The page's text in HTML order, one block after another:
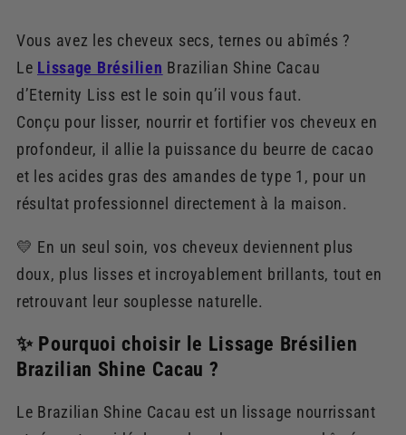
Vous avez les cheveux secs, ternes ou abîmés ?
Le Lissage Brésilien Brazilian Shine Cacau
d’Eternity Liss est le soin qu’il vous faut.
Conçu pour lisser, nourrir et fortifier vos cheveux en
profondeur, il allie la puissance du beurre de cacao
et les acides gras des amandes de type 1, pour un
résultat professionnel directement à la maison.
💛 En un seul soin, vos cheveux deviennent plus
doux, plus lisses et incroyablement brillants, tout en
retrouvant leur souplesse naturelle.
✨ Pourquoi choisir le Lissage Brésilien
Brazilian Shine Cacau ?
Le Brazilian Shine Cacau est un lissage nourrissant